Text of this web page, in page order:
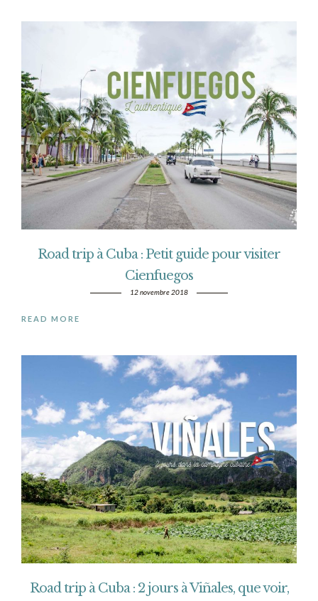
Road trip à Cuba : Petit guide pour visiter
Cienfuegos
12 novembre 2018
READ MORE
Road trip à Cuba : 2 jours à Viñales, que voir,